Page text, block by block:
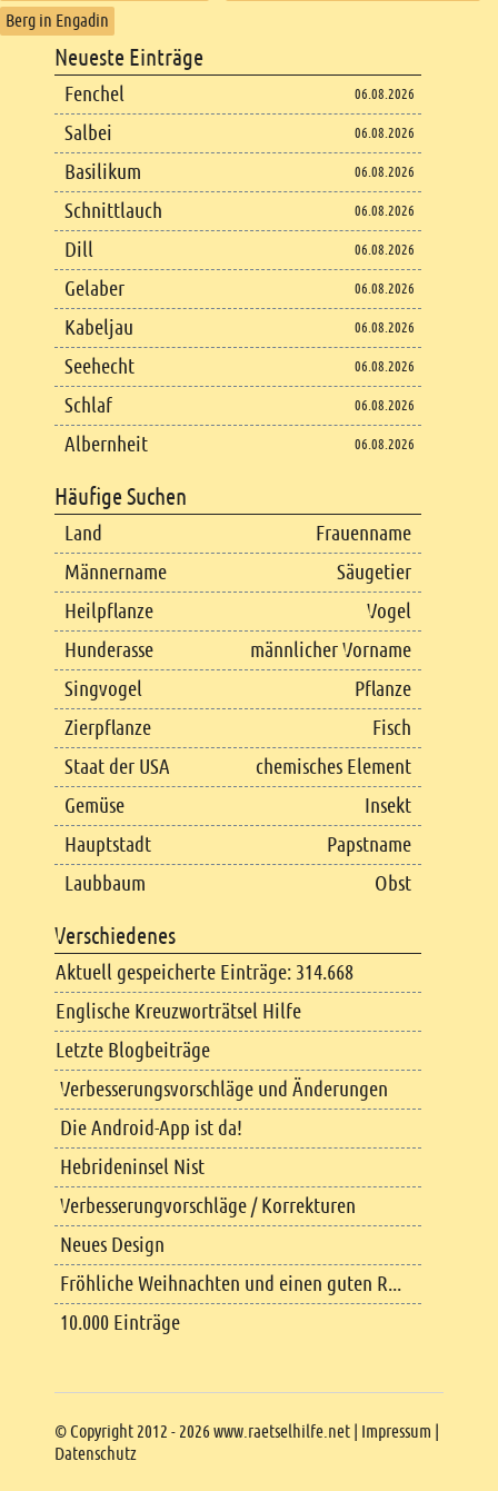
Berg in Engadin
Copyright
© Copyright 2012 - 2026 www.raetselhilfe.net | Impressum |
Datenschutz
Footer content
Neueste Einträge
Fenchel 06.08.2026
Salbei 06.08.2026
Basilikum 06.08.2026
Schnittlauch 06.08.2026
Dill 06.08.2026
Gelaber 06.08.2026
Kabeljau 06.08.2026
Seehecht 06.08.2026
Schlaf 06.08.2026
Albernheit 06.08.2026
Häufige Suchen
Land
Frauenname
Männername
Säugetier
Heilpflanze
Vogel
Hunderasse
männlicher Vorname
Singvogel
Pflanze
Zierpflanze
Fisch
Staat der USA
chemisches Element
Gemüse
Insekt
Hauptstadt
Papstname
Laubbaum
Obst
Verschiedenes
Aktuell gespeicherte Einträge: 314.668
Englische Kreuzworträtsel Hilfe
Letzte Blogbeiträge
Verbesserungsvorschläge und Änderungen
Die Android-App ist da!
Hebrideninsel Nist
Verbesserungvorschläge / Korrekturen
Neues Design
Fröhliche Weihnachten und einen guten R...
10.000 Einträge